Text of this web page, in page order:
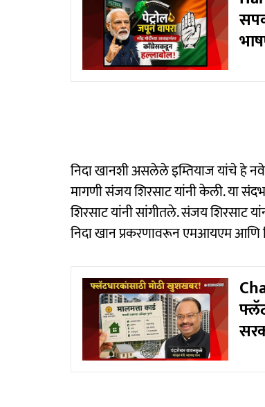
निदा खानशी असलेले इम्तियाज यांचे हे
मागणी संजय शिरसाट यांनी केली. या
शिरसाट यांनी सांगीतले. संजय शिरसाट
निदा खान प्रकरणावरून एमआयएम आणि